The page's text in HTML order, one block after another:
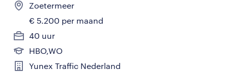
Zoetermeer
€ 5.200 per maand
40 uur
HBO,WO
Yunex Traffic Nederland